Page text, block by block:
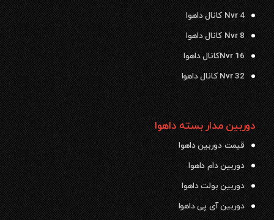
Nvr 4 کانال داهوا
Nvr 8 کانال داهوا
Nvr 16کانال داهوا
Nvr 32 کانال داهوا
دوربین مدار بسته داهوا
قیمت دوربین داهوا
دوربین دام داهوا
دوربین بولت داهوا
دوربین آی پی داهوا